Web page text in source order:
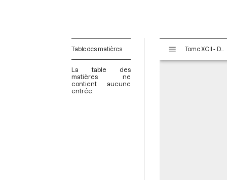
Table des matières
La table des
matières ne
contient aucune
entrée.
s